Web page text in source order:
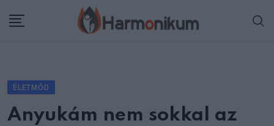
ÉLETMÓD
Anyukám nem sokkal az